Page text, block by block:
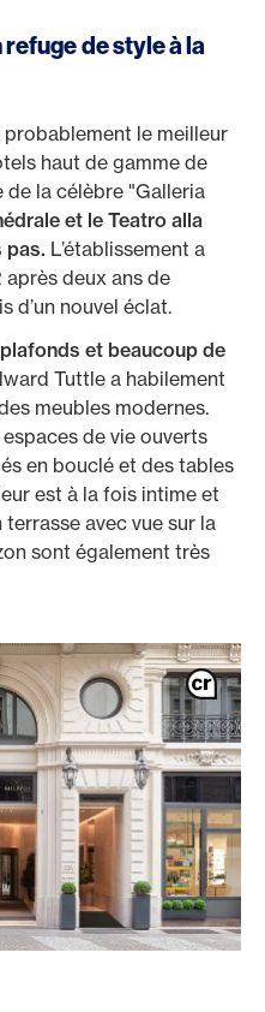
de style à la
le meilleur
haut de gamme de
de la célèbre "Galleria
et le Teatro alla
pas. L’établissement a
deux ans de
d’un nouvel éclat.
et beaucoup de
Tuttle a habilement
meubles modernes.
de vie ouverts
en bouclé et des tables
est à la fois intime et
avec vue sur la
sont également très